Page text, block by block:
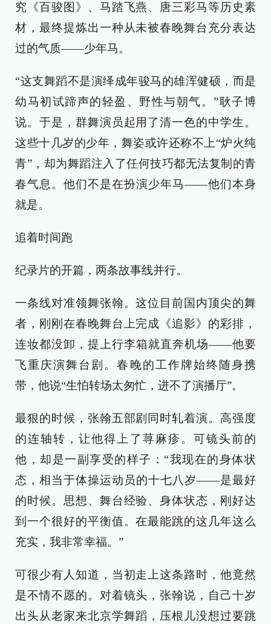
究《百骏图》、马踏飞燕、唐三彩马等历史素
材，最终提炼出一种从未被春晚舞台充分表达
过的气质——少年马。
“这支舞蹈不是演绎成年骏马的雄浑健硕，而是
幼马初试蹄声的轻盈、野性与朝气。”耿子博
说。于是，群舞演员起用了清一色的中学生。
这些十几岁的少年，舞姿或许还称不上“炉火纯
青”，却为舞蹈注入了任何技巧都无法复制的青
春气息。他们不是在扮演少年马——他们本身
就是。
追着时间跑
纪录片的开篇，两条故事线并行。
一条线对准领舞张翰。这位目前国内顶尖的舞
者，刚刚在春晚舞台上完成《追影》的彩排，
连妆都没卸，提上行李箱就直奔机场——他要
飞重庆演舞台剧。春晚的工作牌始终随身携
带，他说“生怕转场太匆忙，进不了演播厅”。
最狠的时候，张翰五部剧同时轧着演。高强度
的连轴转，让他得上了荨麻疹。可镜头前的
他，却是一副享受的样子：“我现在的身体状
态，相当于体操运动员的十七八岁——是最好
的时候。思想、舞台经验、身体状态，刚好达
到一个很好的平衡值。在最能跳的这几年这么
充实，我非常幸福。”
可很少有人知道，当初走上这条路时，他竟然
是不情不愿的。对着镜头，张翰说，自己十岁
出头从老家来北京学舞蹈，压根儿没想过要跳